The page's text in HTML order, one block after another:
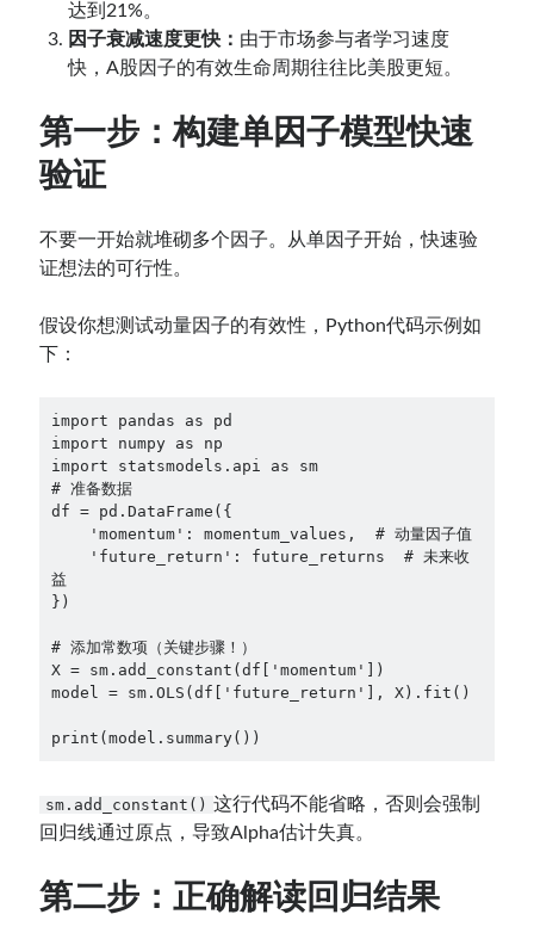
达到21%。
因子衰减速度更快： 由于市场参与者学习速度
快，A股因子的有效生命周期往往比美股更短。
第一步：构建单因子模型快速
验证
不要一开始就堆砌多个因子。从单因子开始，快速验
证想法的可行性。
假设你想测试动量因子的有效性，Python代码示例如
下：
import pandas as pd
import numpy as np
import statsmodels.api as sm
# 准备数据
df = pd.DataFrame({
'momentum': momentum_values,  # 动量因子值
'future_return': future_returns  # 未来收
益
})
# 添加常数项（关键步骤！）
X = sm.add_constant(df['momentum'])
model = sm.OLS(df['future_return'], X).fit()
print(model.summary())
sm.add_constant() 这行代码不能省略，否则会强制
回归线通过原点，导致Alpha估计失真。
第二步：正确解读回归结果